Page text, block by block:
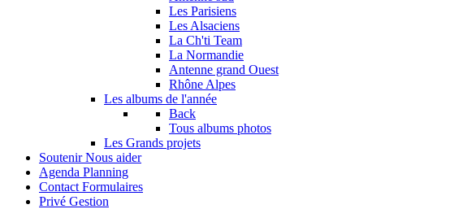
Les Parisiens
Les Alsaciens
La Ch'ti Team
La Normandie
Antenne grand Ouest
Rhône Alpes
Les albums de l'année
Back
Tous albums photos
Les Grands projets
Soutenir Nous aider
Agenda Planning
Contact Formulaires
Privé Gestion